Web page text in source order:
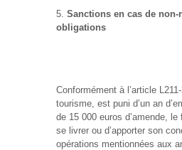
Sanctions en cas de non-
obligations
Conformément à l’article
tourisme, est puni d’un an
de 15 000 euros d’amende,
se livrer ou d’apporter son
opérations mentionnées aux